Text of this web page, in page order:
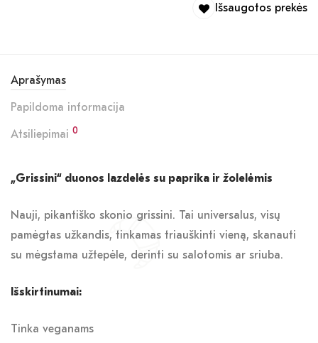
Išsaugotos prekės
Aprašymas
Papildoma informacija
Atsiliepimai 0
„Grissini“ duonos lazdelės su paprika ir žolelėmis
Nauji, pikantiško skonio grissini. Tai universalus, visų
pamėgtas užkandis, tinkamas triauškinti vieną, skanauti
su mėgstama užtepėle, derinti su salotomis ar sriuba.
Išskirtinumai:
Tinka veganams